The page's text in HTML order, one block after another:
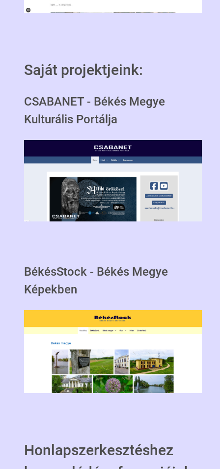
Saját projektjeink:
CSABANET - Békés Megye
Kulturális Portálja
BékésStock - Békés Megye
Képekben
Honlapszerkesztéshez